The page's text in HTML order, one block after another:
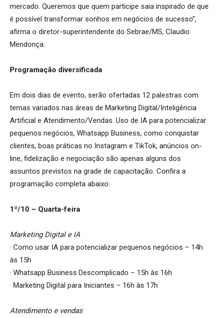
mercado. Queremos que quem participe saia inspirado de que
é possível transformar sonhos em negócios de sucesso”,
afirma o diretor-superintendente do Sebrae/MS, Claudio
Mendonça.
Programação diversificada
Em dois dias de evento, serão ofertadas 12 palestras com
temas variados nas áreas de Marketing Digital/Inteligência
Artificial e Atendimento/Vendas. Uso de IA para potencializar
pequenos negócios, Whatsapp Business, como conquistar
clientes, boas práticas no Instagram e TikTok, anúncios on-
line, fidelização e negociação são apenas alguns dos
assuntos previstos na grade de capacitação. Confira a
programação completa abaixo:
1º/10 – Quarta-feira
Marketing Digital e IA
· Como usar IA para potencializar pequenos negócios – 14h
às 15h
· Whatsapp Business Descomplicado – 15h às 16h
· Marketing Digital para Iniciantes – 16h às 17h
Atendimento e vendas